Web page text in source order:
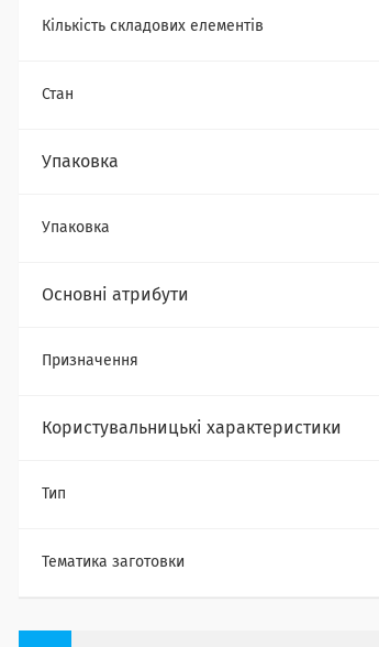
Кількість складових елементів
Стан
Упаковка
Упаковка
Основні атрибути
Призначення
Користувальницькі характеристики
Тип
Тематика заготовки